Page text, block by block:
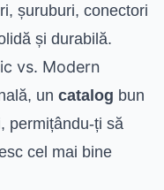
șuruburi, conectori
și durabilă.
vs. Modern
un catalog bun
permițându-ți să
cel mai bine